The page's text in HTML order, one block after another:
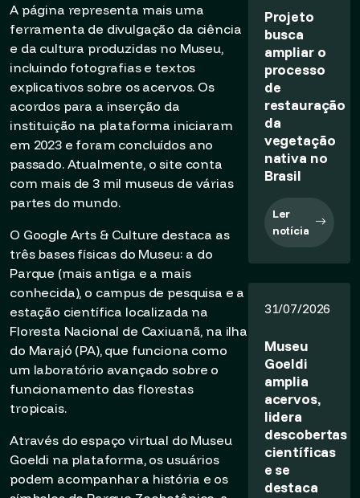
A página representa mais uma
ferramenta de divulgação da ciência
e da cultura produzidas no Museu,
incluindo fotografias e textos
explicativos sobre os acervos. Os
acordos para a inserção da
instituição na plataforma iniciaram
em 2023 e foram concluídos ano
passado. Atualmente, o site conta
com mais de 3 mil museus de várias
partes do mundo.
O Google Arts & Culture destaca as
três bases físicas do Museu: a do
Parque (mais antiga e a mais
conhecida), o campus de pesquisa e a
estação científica localizada na
Floresta Nacional de Caxiuanã, na ilha
do Marajó (PA), que funciona como
um laboratório avançado sobre o
funcionamento das florestas
tropicais.
Através do espaço virtual do Museu
Goeldi na plataforma, os usuários
podem acompanhar a história e os
Projeto
busca
ampliar o
processo
de
restauração
da
vegetação
nativa no
Brasil
Ler
notícia
31/07/2026
Museu
Goeldi
amplia
acervos,
lidera
descobertas
científicas
e se
destaca